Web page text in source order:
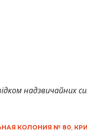
надзвичайних
КОЛОНИЯ № 80,